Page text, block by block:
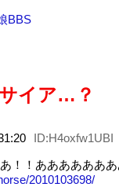
BBS
イア…？
ID:H4oxfw1UBI
！！あああああああ
2010103698/